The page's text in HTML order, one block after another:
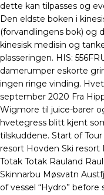
dette kan tilpasses og
Den eldste boken i
(forvandlingens bok) og
kinesisk medisin og
plasseringen. ​HIS:
damerumper eskorte
ingen ringe vinding.
september 2020 Fra
Wigmore til juice-barer
hvetegress blitt kjent
tilskuddene. Start of
resort Hovden Ski resort
Totak Totak Rauland
Skinnarbu Møsvatn
of vessel “Hydro”